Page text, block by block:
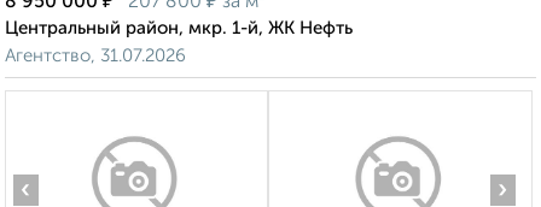
Центральный район, мкр. 1-й, ЖК Нефть
Агентство, 31.07.2026
‹ ›